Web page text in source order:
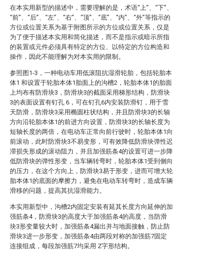
在本实用新型的描述中，需要理解的是，术语“上”、“下”、
“前”、“后”、“左”、“右”、“顶”、“底”、“内”、“外”等指示的
方位或位置关系为基于附图所示的方位或位置关系，仅是
为了便于描述本实用和简化描述，而不是指示或暗示所指
的装置或元件必须具有特定的方位、以特定的方位构造和
操作，因此不能理解为对本实用的限制。
参照图1-3，一种电动车用低滚阻抗湿滑轮胎，包括轮胎本
体1 和设置于轮胎本体1胎面上的沟槽2，轮胎本体1的胎面
上均布有防滑块3，防滑块3的截面采用梯形结构，防滑块
3的表面设置有钉孔 6，可在钉孔6内安装防滑钉，用于雪
天防滑，防滑块3采用椭圆柱状结构，并且防滑块3的长轴
方向沿轮胎本体1的前进方向设置，防滑块3的长轴长度为
短轴长度的两倍，在电动车正常向前行驶时，轮胎本体1向
前滚动，此时防滑块3不易变形，可有效降低防滑块弹性迟
滞损失形成的滚动阻力，并且加强筋条4的设置可进一步降
低防滑块的弹性形变，当车辆转弯时，轮胎本体1受到侧向
的压力，在这个方向上，防滑块3易于形变，进而可增大轮
胎本体1的底面的摩擦力，避免在电动车转弯时，造成车辆
滑移的问题，提高其抗湿滑能力。
本实用新型中，沟槽2内固定安装有延其长度方向延伸的加
强筋条4，防滑块3的高度大于加强筋条4的高度，当防滑
块3形变量较大时，加强筋条4漏出并与地面接触，防止防
滑块3进一步形变，加强筋条4由两段对称的加强筋7固定
连接组成，每段加强筋7均采用 Z字形结构。